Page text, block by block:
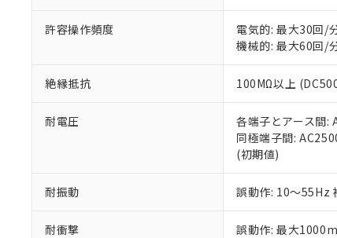
許容操作頻度
電気的: 最大30回/
機械的: 最大60回/
絶縁抵抗 100MΩ以上
耐電圧
各端子とアース間
同極端子間:
(初期値)
耐振動 誤動作: 10～55Hz
耐衝撃 誤動作: 最大
いる法人
EU RoHS指令
51物質の非含有
※本証明書は発
また、RoHS指
混在すること
既に当社にて
り割愛しており